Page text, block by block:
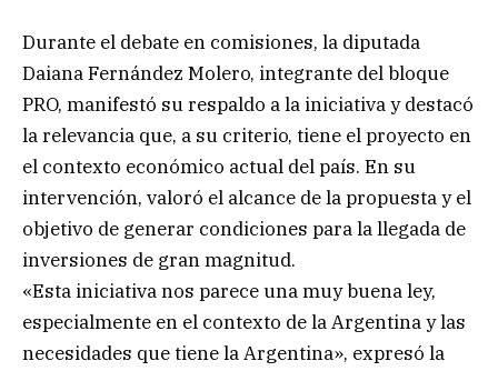
Durante el debate en comisiones, la diputada
Daiana Fernández Molero, integrante del bloque
PRO, manifestó su respaldo a la iniciativa y destacó
la relevancia que, a su criterio, tiene el proyecto en
el contexto económico actual del país. En su
intervención, valoró el alcance de la propuesta y el
objetivo de generar condiciones para la llegada de
inversiones de gran magnitud.
«Esta iniciativa nos parece una muy buena ley,
especialmente en el contexto de la Argentina y las
necesidades que tiene la Argentina», expresó la